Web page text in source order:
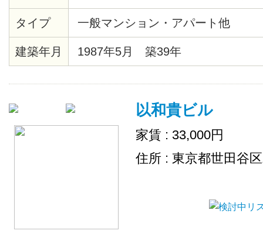
アタイル材等々）・共用部分にセ
あり・モニター付オートロック・
見えます。２/２８までに契約完
です。
タイプ 一般マンション・アパート他
建築年月 1987年5月 築39年
以和貴ビル
家賃 : 33,000円
住所 : 東京都世田谷